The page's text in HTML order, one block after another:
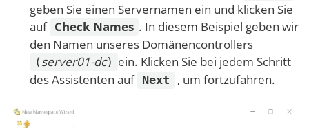
geben Sie einen Servernamen ein und klicken Sie
auf Check Names . In diesem Beispiel geben wir
den Namen unseres Domänencontrollers
( server01-dc) ein. Klicken Sie bei jedem Schritt
des Assistenten auf Next , um fortzufahren.